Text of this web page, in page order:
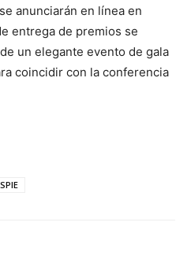
anunciarán en línea en
entrega de premios se
un elegante evento de gala
coincidir con la conferencia
SPIE